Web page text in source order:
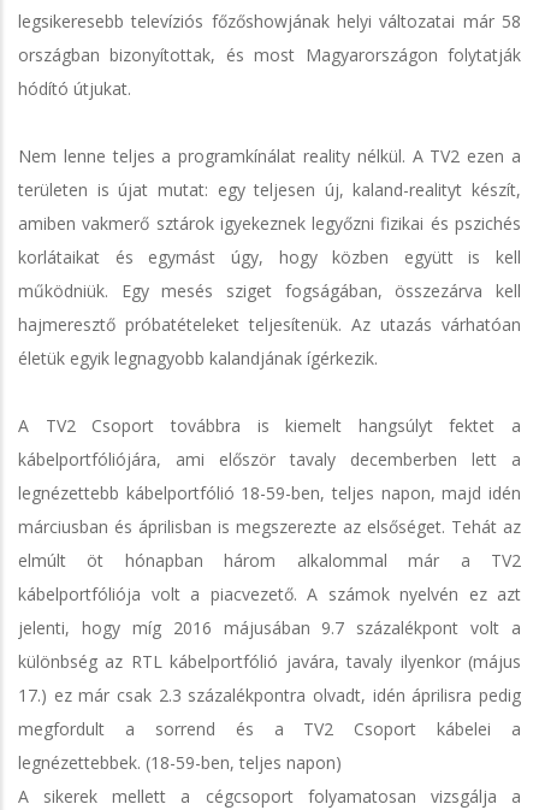
legsikeresebb televíziós főzőshowjának helyi változatai már 58
országban bizonyítottak, és most Magyarországon folytatják
hódító útjukat.
Nem lenne teljes a programkínálat reality nélkül. A TV2 ezen a
területen is újat mutat: egy teljesen új, kaland-realityt készít,
amiben vakmerő sztárok igyekeznek legyőzni fizikai és pszichés
korlátaikat és egymást úgy, hogy közben együtt is kell
működniük. Egy mesés sziget fogságában, összezárva kell
hajmeresztő próbatételeket teljesítenük. Az utazás várhatóan
életük egyik legnagyobb kalandjának ígérkezik.
A TV2 Csoport továbbra is kiemelt hangsúlyt fektet a
kábelportfóliójára, ami először tavaly decemberben lett a
legnézettebb kábelportfólió 18-59-ben, teljes napon, majd idén
márciusban és áprilisban is megszerezte az elsőséget. Tehát az
elmúlt öt hónapban három alkalommal már a TV2
kábelportfóliója volt a piacvezető. A számok nyelvén ez azt
jelenti, hogy míg 2016 májusában 9.7 százalékpont volt a
különbség az RTL kábelportfólió javára, tavaly ilyenkor (május
17.) ez már csak 2.3 százalékpontra olvadt, idén áprilisra pedig
megfordult a sorrend és a TV2 Csoport kábelei a
legnézettebbek. (18-59-ben, teljes napon)
A sikerek mellett a cégcsoport folyamatosan vizsgálja a